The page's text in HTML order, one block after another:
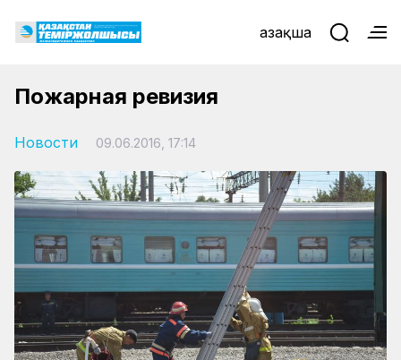
Қазақша
Пожарная ревизия
Новости 09.06.2016, 17:14